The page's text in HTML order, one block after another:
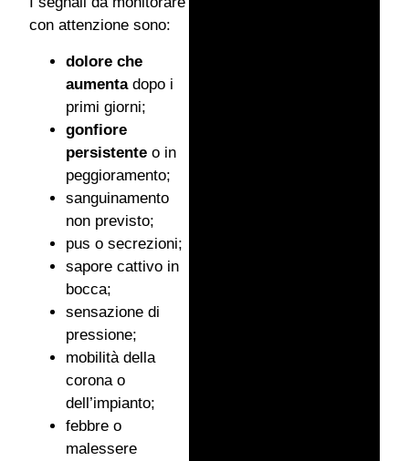
con attenzione sono:
dolore che
aumentadopo i
primi giorni;
gonfiore
persistente o in
peggioramento;
sanguinamento
non previsto;
pus o secrezioni;
sapore cattivo in
bocca;
sensazione di
pressione;
mobilità della
corona o
dell’impianto;
febbre o
malessere